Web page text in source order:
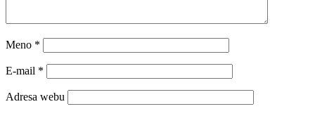
Meno *
E-mail *
Adresa webu